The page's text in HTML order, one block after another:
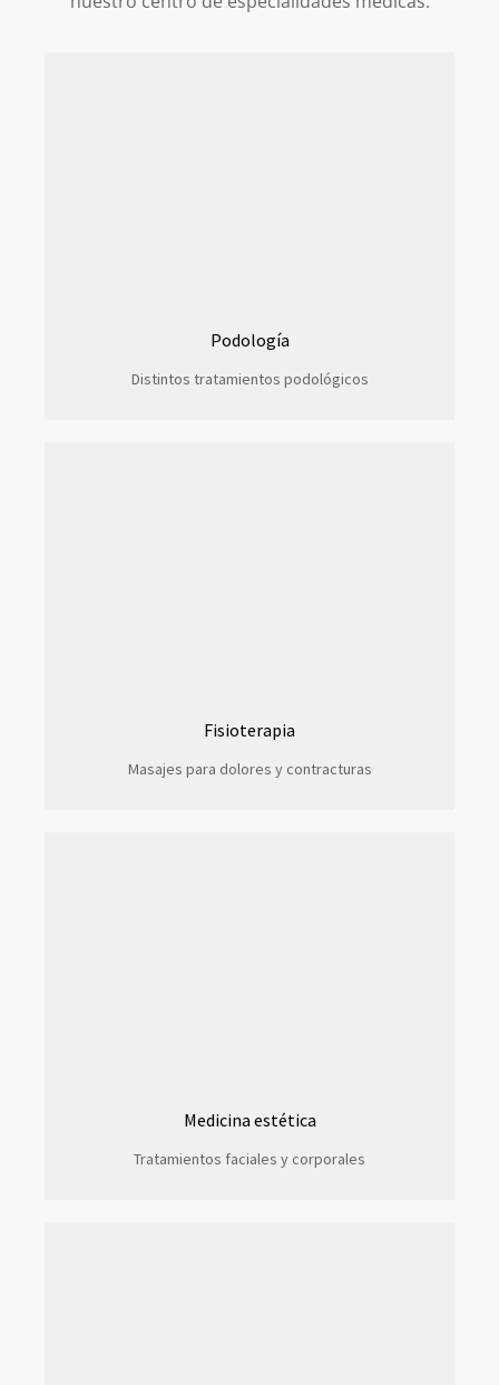
Podología
Distintos tratamientos podológicos
Fisioterapia
Masajes para dolores y contracturas
Medicina estética
Tratamientos faciales y corporales